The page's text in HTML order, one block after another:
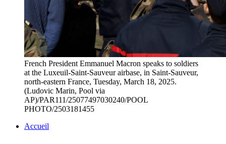
French President Emmanuel Macron speaks to soldiers
at the Luxeuil-Saint-Sauveur airbase, in Saint-Sauveur,
north-eastern France, Tuesday, March 18, 2025.
(Ludovic Marin, Pool via
AP)/PAR111/25077497030240/POOL
PHOTO/2503181455
Accueil